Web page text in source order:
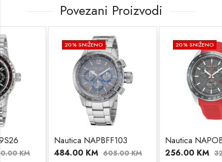
Povezani Proizvodi
% SNIŽENO
Nautica NAPBFF103
484.00 KM 605.00 KM
% SNIŽENO
Nautica NAPOBS111
256.00 KM 320.00KM